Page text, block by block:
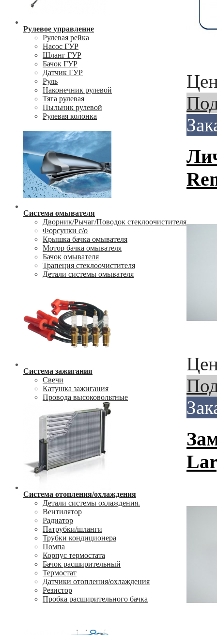
Рулевое управление
Рулевая рейка
Насос ГУР
Шланг ГУР
Бачок ГУР
Датчик ГУР
Руль
Наконечник рулевой
Тяга рулевая
Пыльник рулевой
Рулевая колонка
Система омывателя
Дворник/Рычаг/Поводок стеклоочистителя
Форсунки с/о
Крышка бачка омывателя
Мотор бачка омывателя
Бачок омывателя
Трапеция стеклоочистителя
Детали системы омывателя
Система зажигания
Свечи
Катушка зажигания
Провода высоковольтные
Система отопления/охлаждения
Детали системы охлаждения.
Вентилятор
Радиатор
Патрубки/шланги
Трубки кондиционера
Помпа
Корпус термостата
Бачок расширительный
Термостат
Датчики отопления/охлаждения
Резистор
Пробка расширительного бачка